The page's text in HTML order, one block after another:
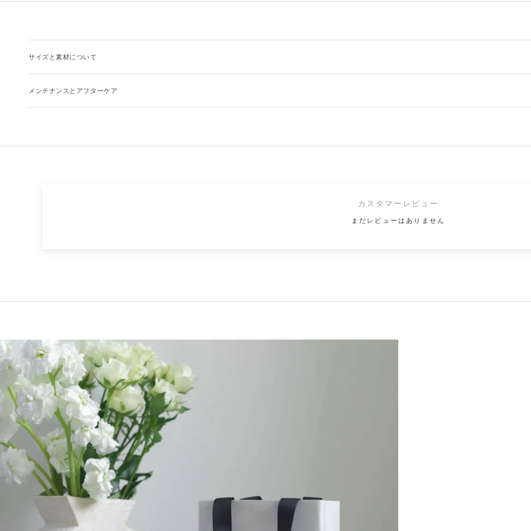
サイズと素材について
メンテナンスとアフターケア
カスタマーレビュー
まだレビューはありません